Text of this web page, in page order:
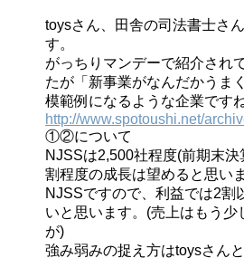
toysさん、田舎の司法書士さ
す。
がっちりマンデーで紹介され
たが「新事業がなんだかうま
模範例になるような企業ですね
http://www.spotoushi.net/
①②について
NJSSは2,500社程度(前期末
割程度の成長は望めると思い
NJSSですので、利益では2割
いと思います。(売上はもう少
が)
強み弱みの捉え方はtoysさん